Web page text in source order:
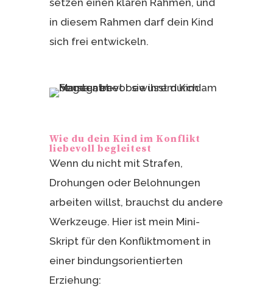
in diesem Rahmen darf dein Kind
sich frei entwickeln.
Wie du dein Kind im Konflikt
liebevoll begleitest
Wenn du nicht mit Strafen,
Drohungen oder Belohnungen
arbeiten willst, brauchst du andere
Werkzeuge. Hier ist mein Mini-
Skript für den Konfliktmoment in
einer bindungsorientierten
Erziehung: